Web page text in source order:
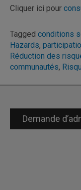
Cliquer ici pour
Tagged conditions
Hazards,
Réduction des
communautés,
Demande